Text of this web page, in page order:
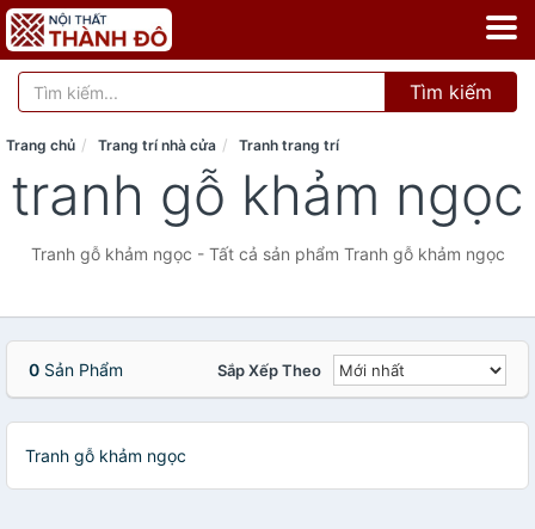
Tìm kiếm
Trang chủ Trang trí nhà cửa Tranh trang trí
tranh gỗ khảm ngọc
Tranh gỗ khảm ngọc - Tất cả sản phẩm Tranh gỗ khảm ngọc
0 Sản Phẩm Sắp Xếp Theo
Tranh gỗ khảm ngọc